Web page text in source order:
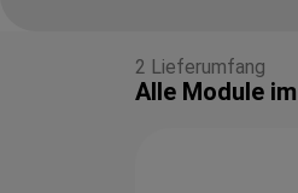
2 Lieferumfang
Alle Module